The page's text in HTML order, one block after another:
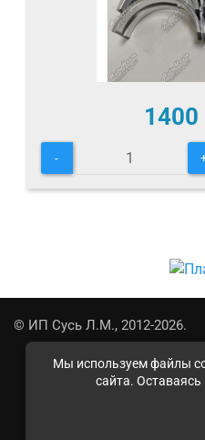
Мы используем файлы
сайта. Оставаясь
1400
-
© ИП Сусь Л.М., 2012-2026.